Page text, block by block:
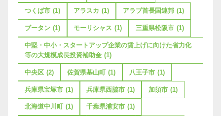
つくば市 (1) アラスカ (1) アラブ首長国連邦 (1)
ブータン (1) モーリシャス (1) 三重県松阪市 (1)
中堅・中小・スタートアップ企業の賃上げに向けた省力化
等の大規模成長投資補助金 (1)
中央区 (2) 佐賀県基山町 (1) 八王子市 (1)
兵庫県宝塚市 (1) 兵庫県西脇市 (1) 加須市 (1)
北海道中川町 (1) 千葉県浦安市 (1)